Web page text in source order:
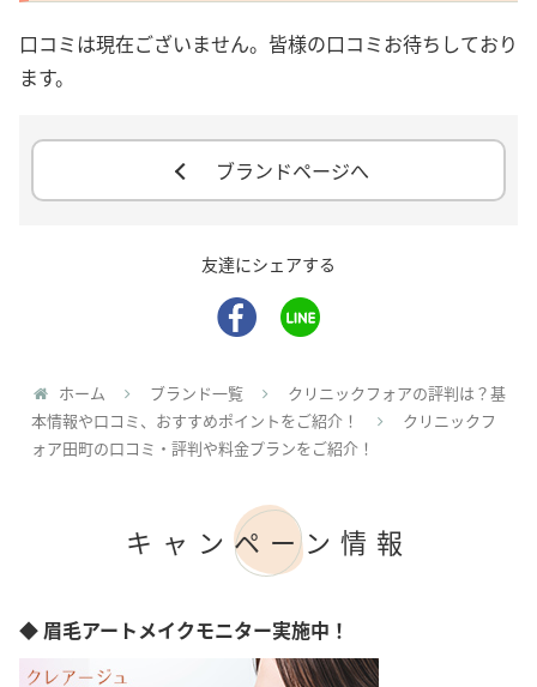
口コミは現在ございません。皆様の口コミお待ちしており
ます。
ブランドページへ
友達にシェアする
ホーム ブランド一覧
クリニックフォアの評判は？基
本情報や口コミ、おすすめポイントをご紹介！
クリニックフ
ォア田町の口コミ・評判や料金プランをご紹介！
キャンペーン情報
◆ 眉毛アートメイクモニター実施中！